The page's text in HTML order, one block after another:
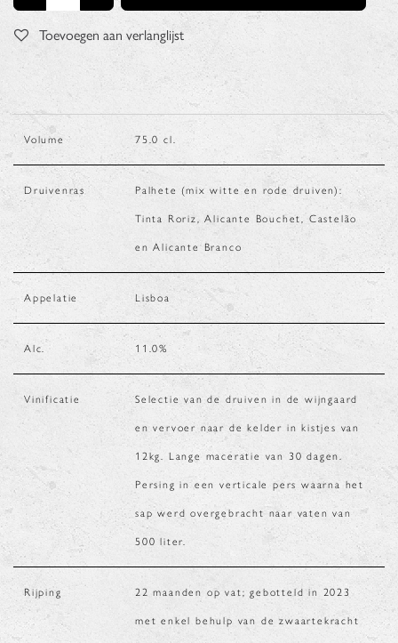
Toevoegen aan verlanglijst
Volume 75.0 cl.
Druivenras Palhete (mix witte en rode druiven):
Tinta Roriz, Alicante Bouchet, Castelão
en Alicante Branco
Appelatie Lisboa
Alc. 11.0%
Vinificatie Selectie van de druiven in de wijngaard
en vervoer naar de kelder in kistjes van
12kg. Lange maceratie van 30 dagen.
Persing in een verticale pers waarna het
sap werd overgebracht naar vaten van
500 liter.
Rijping 22 maanden op vat; gebotteld in 2023
met enkel behulp van de zwaartekracht